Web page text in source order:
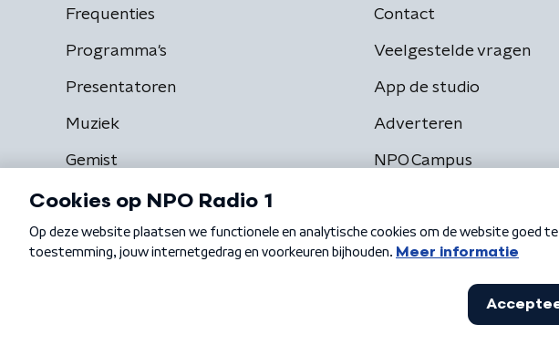
Frequenties
Programma's
Presentatoren
Muziek
Gemist
Contact
Veelgestelde vragen
App de studio
Adverteren
NPO Campus
Algemene voorwaarden Privacybeleid